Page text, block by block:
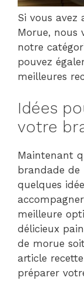
Si vous avez
Morue, nous
notre
pouvez
meilleures
Idées
votre
Maintenant
brandade de
quelques
meilleure
délicieux
de morue
article
préparer